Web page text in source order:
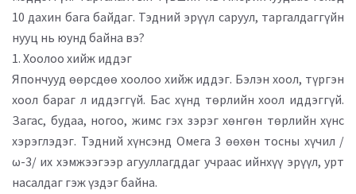
10 дахин бага байдаг. Тэдний эрүүл саруул, таргалдаггүйн
нууц нь юунд байна вэ?
1. Хоолоо хийж иддэг
Япончууд өөрсдөө хоолоо хийж иддэг. Бэлэн хоол, түргэн
хоол бараг л иддэггүй. Бас хүнд төрлийн хоол иддэггүй.
Загас, будаа, ногоо, жимс гэх зэрэг хөнгөн төрлийн хүнс
хэрэглэдэг. Тэдний хүнсэнд Омега 3 өөхөн тосны хүчил /
ω-3/ их хэмжээгээр агууллагддаг учраас ийнхүү эрүүл, урт
насалдаг гэж үздэг байна.